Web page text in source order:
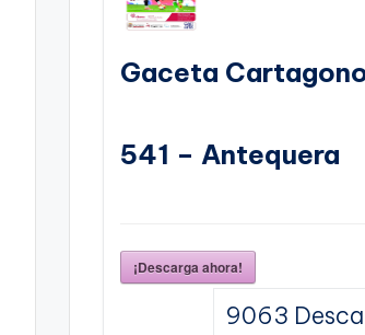
Gaceta
541 – Antequera
¡Descarga ahora!
9063